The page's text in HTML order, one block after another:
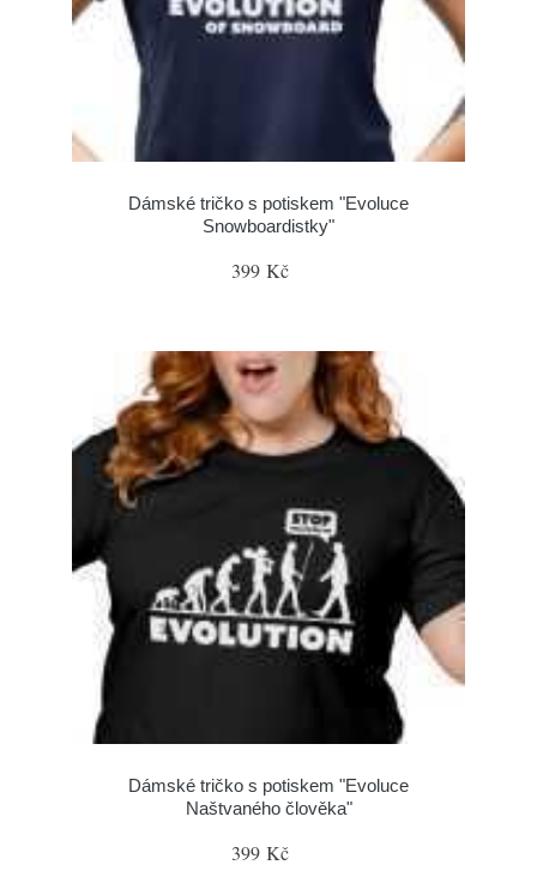
Dámské tričko s potiskem "Evoluce
Snowboardistky"
399 Kč
Dámské tričko s potiskem "Evoluce
Naštvaného člověka"
399 Kč